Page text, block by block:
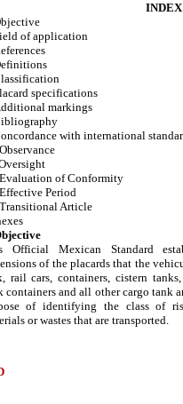
INDEX
of application
specifications
markings
with international
Observance
Evaluation of Conformity
Effective Period
Transitional Article
Official Mexican Standard
of the placards that the
rail cars, containers, cistern
containers and all other cargo tank
of identifying the class of
or wastes that are transported.